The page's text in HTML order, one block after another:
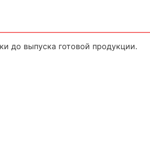
до выпуска готовой продукции.